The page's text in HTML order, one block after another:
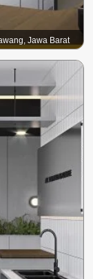
Jawa Barat